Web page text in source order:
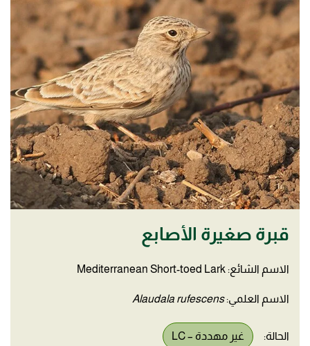
قبرة صغيرة الأصابع
الاسم الشائع: Mediterranean Short-toed Lark
الاسم العلمي:Alaudala rufescens
الحالة: غير مهددة – LC